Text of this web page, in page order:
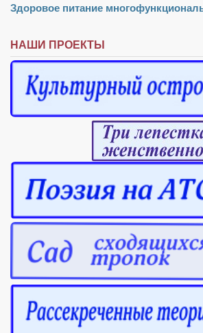
Здоровое питание
НАШИ ПРОЕКТЫ